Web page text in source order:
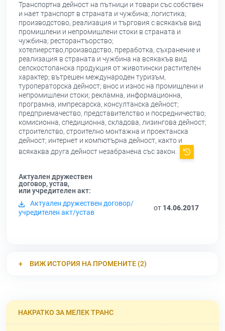
Транспортна дейност на пътници и товари със собствен
и нает транспорт в страната и чужбина; логистика;
производстово, реализация и търговия с всякакъв вид
промишлени и непромишлени стоки в страната и
чужбина; ресторантъорство;
хотелиерство,производство, преработка, съхранение и
реализация в страната и чужбина на всякакъв вид
селскостопанска продукция от животински растителен
характер; вътрешен международен туризъм,
туроператорска дейност; внос и износ на промищлени и
непромишлени стоки; рекламна, информационна,
програмна, импресарска, консултанска дейност;
предприемачество, представителство и посредничество;
комисионна, спедиционна, складова, лизингова дейност;
строителство, строително монтажна и проектанска
дейност; интернет и компютърна дейност, както и
всякаква друга дейност незабранена със закон.
Актуален дружествен
договор, устав,
или учредителен акт:
Актуален дружествен договор/
учредителен акт/устав
от 14.06.2017
ВИЖ ИСТОРИЯ НА ПРОМЕНИТЕ (2)
НАКРАТКО ЗА МЕЛЕК ТРАНС